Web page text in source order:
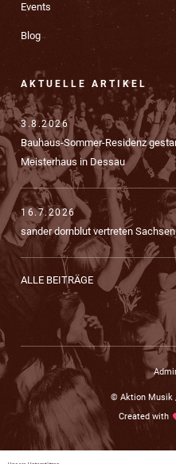
Events
Blog
AKTUELLE ARTIKEL
3.8.2026
Bauhaus-Sommer-Residenz
Meisterhaus in Dessau
16.7.2026
sander dornblut vertreten
ALLE BEITRÄGE
© Aktion Musik
Created with